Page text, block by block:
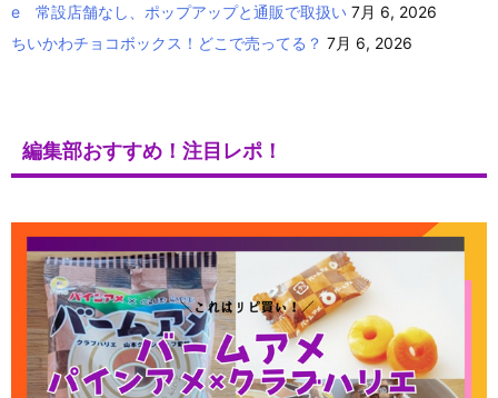
e 常設店舗なし、ポップアップと通販で取扱い 7月 6, 2026
ちいかわチョコボックス！どこで売ってる？ 7月 6, 2026
編集部おすすめ！注目レポ！